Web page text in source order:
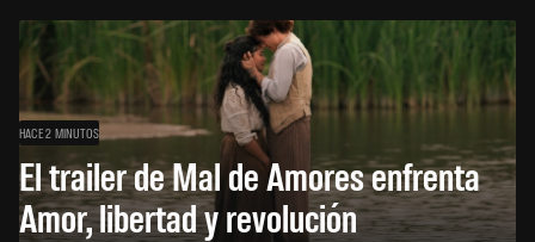
HACE 2 MINUTOS
El trailer de Mal de Amores enfrenta
Amor, libertad y revolución